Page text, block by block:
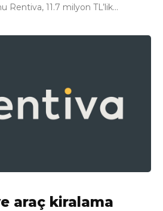
Rentiva, 11.7 milyon TL’lik...
araç kiralama